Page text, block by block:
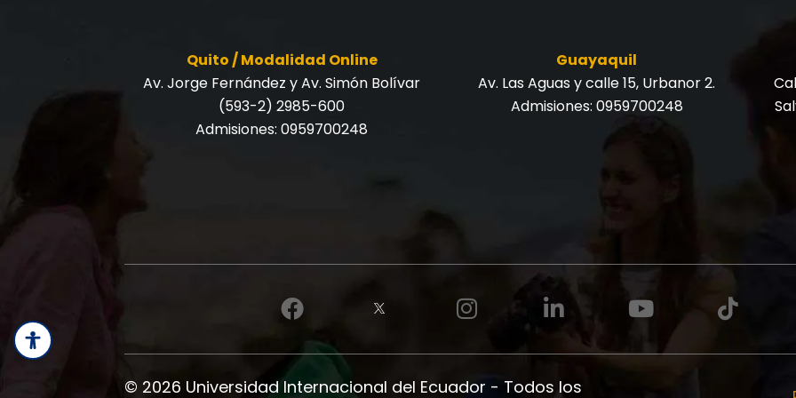
Quito / Modalidad Online
Av. Jorge Fernández y Av. Simón Bolívar
(593-2) 2985-600
Admisiones:0959700248
Guayaquil
Av. Las Aguas y calle 15, Urbanor 2.
Admisiones: 0959700248
© 2026 Universidad Internacional del Ecuador - Todos los